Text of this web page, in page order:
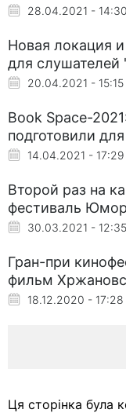
28.04.2021 - 14:30
Новая локация
для
20.04.2021 - 15:15
Book Space-
подготовили
14.04.2021 - 17:29
Второй раз на
фестиваль
30.03.2021 - 12:35
Гран-при
фильм
18.12.2020 - 17:28
Ця сторінка була